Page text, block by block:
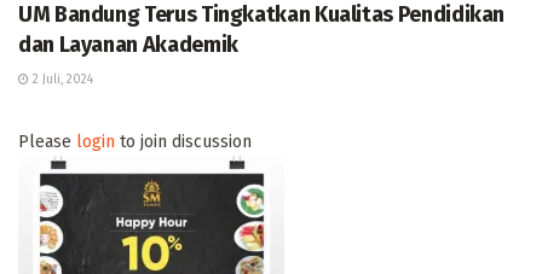
UM Bandung Terus Tingkatkan Kualitas Pendidikan
dan Layanan Akademik
2 Juli, 2024
Please login to join discussion